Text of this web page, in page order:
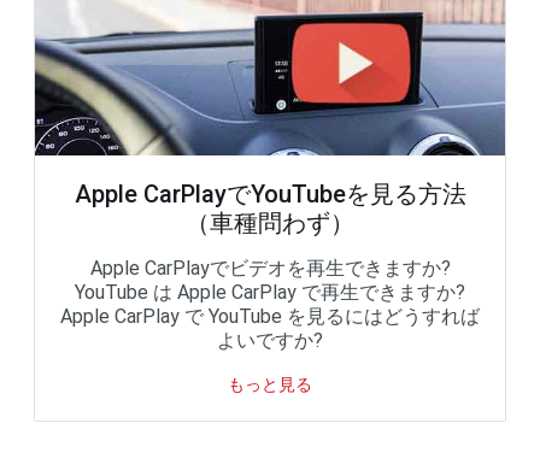
Apple CarPlayでYouTubeを見る方法
（車種問わず）
Apple CarPlayでビデオを再生できますか?
YouTube は Apple CarPlay で再生できますか?
Apple CarPlay で YouTube を見るにはどうすれば
よいですか?
もっと見る